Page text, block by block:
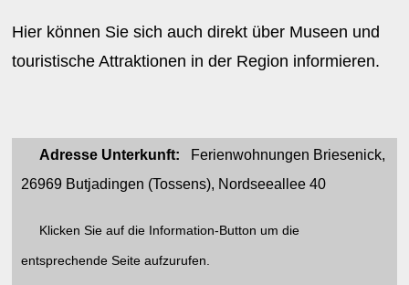
Hier können Sie sich auch direkt über Museen und
touristische Attraktionen in der Region informieren.
Adresse Unterkunft: Ferienwohnungen Briesenick,
26969 Butjadingen (Tossens), Nordseeallee 40
Klicken Sie auf die Information-Button um die
entsprechende Seite aufzurufen.